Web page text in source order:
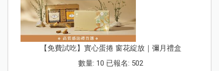
【免費試吃】實心蛋捲 窗花綻放｜彌月禮盒
數量: 10 已報名: 502